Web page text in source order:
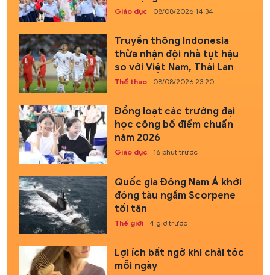
Giáo dục 08/08/2026 14:34
Truyền thông Indonesia
thừa nhận đội nhà tụt hậu
so với Việt Nam, Thái Lan
Thể thao 08/08/2026 23:20
Đồng loạt các trường đại
học công bố điểm chuẩn
năm 2026
Giáo dục 16 phút trước
Quốc gia Đông Nam Á khởi
đóng tàu ngầm Scorpene
tối tân
Thế giới 4 giờ trước
Lợi ích bất ngờ khi chải tóc
mỗi ngày